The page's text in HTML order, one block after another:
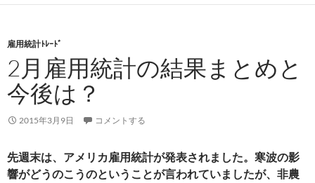
雇用統計ﾄﾚｰﾄﾞ
2月雇用統計の結果まとめと
今後は？
2015年3月9日 コメントする
先週末は、アメリカ雇用統計が発表されました。寒波の影
響がどうのこうのということが言われていましたが、非農